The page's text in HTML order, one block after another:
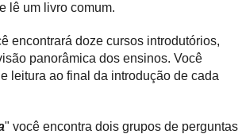
lê um livro comum.
encontrará doze cursos introdutórios,
panorâmica dos ensinos. Você
leitura ao final da introdução de cada
" você encontra dois grupos de perguntas